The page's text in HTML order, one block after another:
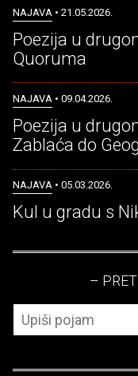
NAJAVA • 21.05.2026.
Poezija u
Quoruma
NAJAVA • 09.04.2026.
Poezija u
Zablaća do
NAJAVA • 05.03.2026.
Kul u gradu s
–